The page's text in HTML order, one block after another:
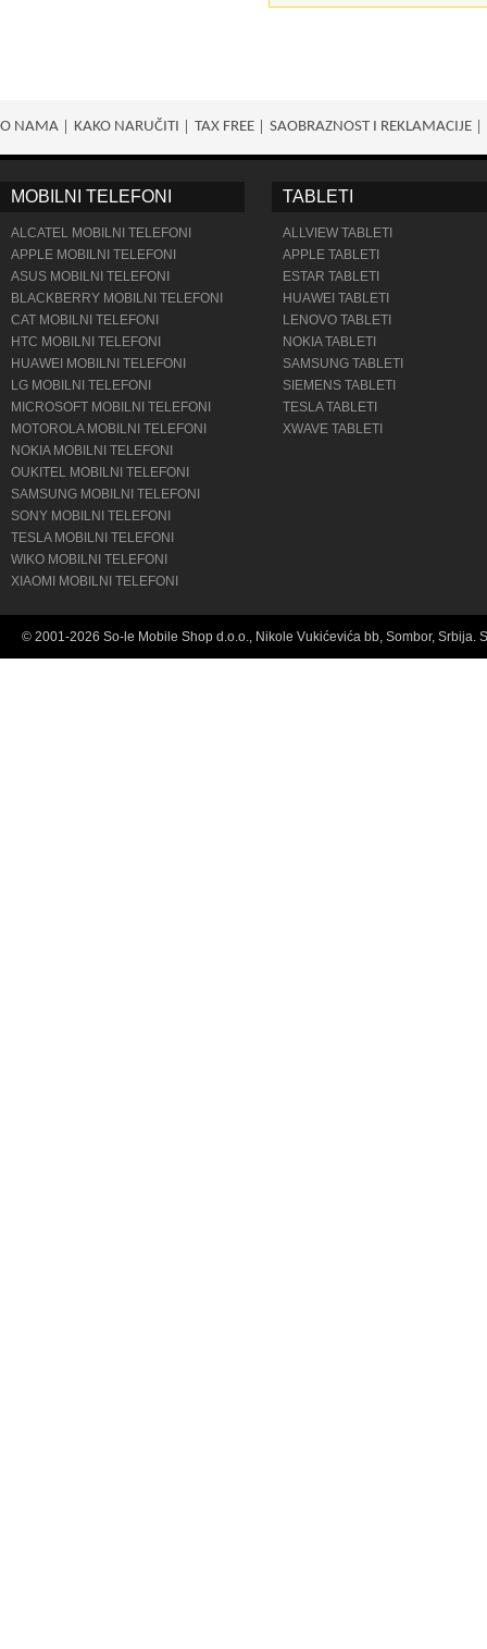
O NAMA KAKO NARUČITI TAX FREE SAOBRAZNOST I REKLAMACIJE
MOBILNI TELEFONI
ALCATEL MOBILNI TELEFONI
APPLE MOBILNI TELEFONI
ASUS MOBILNI TELEFONI
BLACKBERRY MOBILNI TELEFONI
CAT MOBILNI TELEFONI
HTC MOBILNI TELEFONI
HUAWEI MOBILNI TELEFONI
LG MOBILNI TELEFONI
MICROSOFT MOBILNI TELEFONI
MOTOROLA MOBILNI TELEFONI
NOKIA MOBILNI TELEFONI
OUKITEL MOBILNI TELEFONI
SAMSUNG MOBILNI TELEFONI
SONY MOBILNI TELEFONI
TESLA MOBILNI TELEFONI
WIKO MOBILNI TELEFONI
XIAOMI MOBILNI TELEFONI
TABLETI
ALLVIEW TABLETI
APPLE TABLETI
ESTAR TABLETI
HUAWEI TABLETI
LENOVO TABLETI
NOKIA TABLETI
SAMSUNG TABLETI
SIEMENS TABLETI
TESLA TABLETI
XWAVE TABLETI
© 2001-2026 So-le Mobile Shop d.o.o., Nikole Vukićevića bb, Sombor, Srbija.